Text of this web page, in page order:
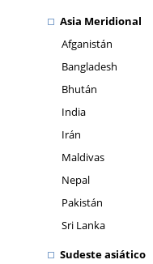
Asia Meridional
Afganistán
Bangladesh
Bhután
India
Irán
Maldivas
Nepal
Pakistán
Sri Lanka
Sudeste asiático